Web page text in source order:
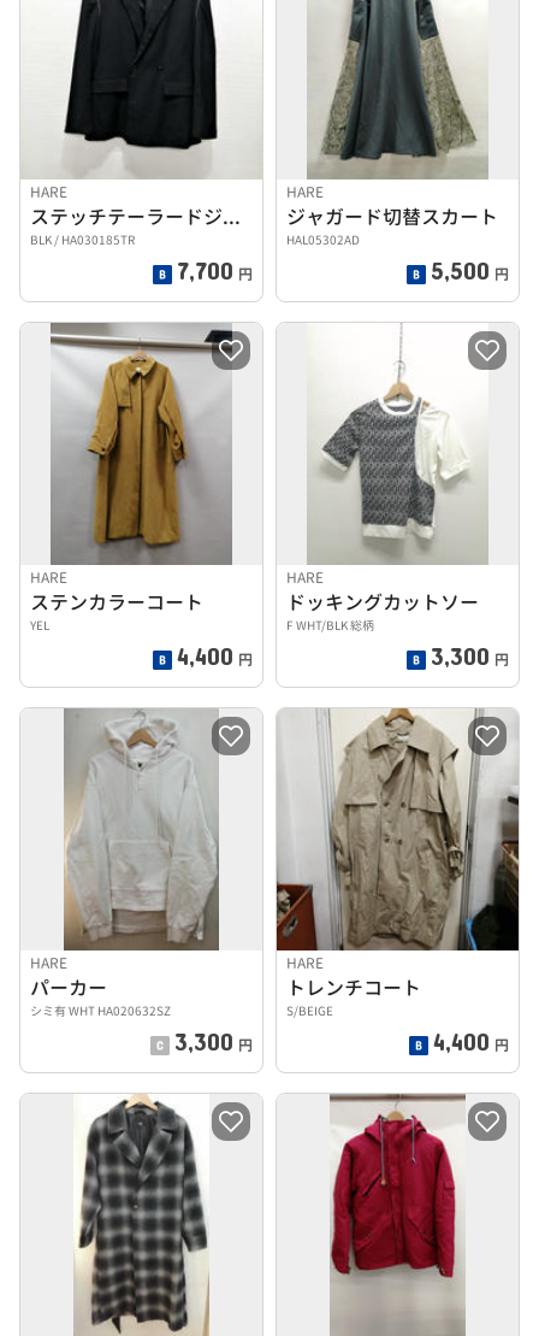
HARE
ステッチテーラードジャケット
BLK / HA030185TR
7,700 円
HARE
ジャガード切替スカート
HAL05302AD
5,500 円
HARE
ステンカラーコート
YEL
4,400 円
HARE
ドッキングカットソー
F WHT/BLK 総柄
3,300 円
HARE
パーカー
シミ有 WHT HA020632SZ
3,300 円
HARE
トレンチコート
S/BEIGE
4,400 円